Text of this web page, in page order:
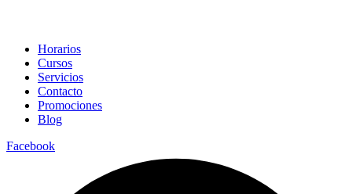
Horarios
Cursos
Servicios
Contacto
Promociones
Blog
Facebook